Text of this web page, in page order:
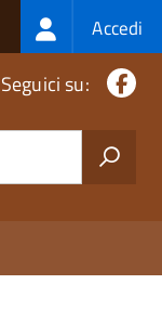
Login
menu
Accedi
Seguici su: